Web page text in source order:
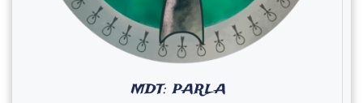
MDT: PARLA